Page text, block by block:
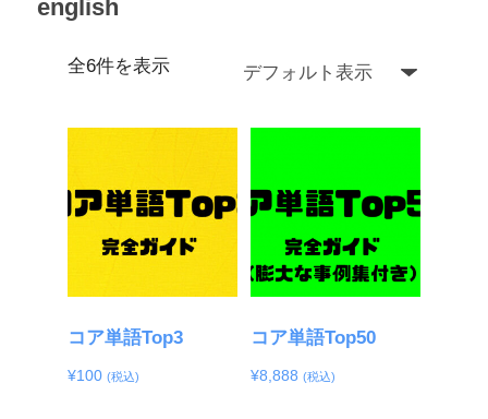
english
全6件を表示
コア単語Top3
¥100 (税込)
コア単語Top50
¥8,888 (税込)